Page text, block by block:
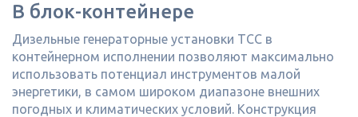
В блок-контейнере
Дизельные генераторные установки ТСС в
контейнерном исполнении позволяют максимально
использовать потенциал инструментов малой
энергетики, в самом широком диапазоне внешних
погодных и климатических условий. Конструкция